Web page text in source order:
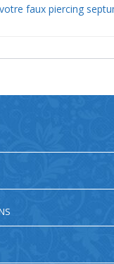
faux piercing